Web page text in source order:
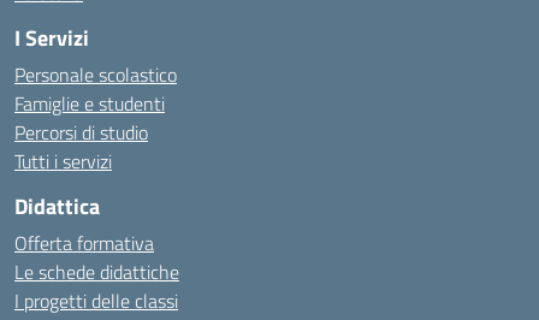
I Servizi
Personale scolastico
Famiglie e studenti
Percorsi di studio
Tutti i servizi
Didattica
Offerta formativa
Le schede didattiche
I progetti delle classi